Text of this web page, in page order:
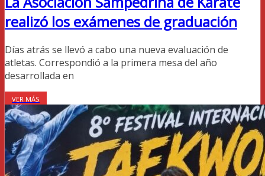
realizó los exámenes de graduación
Días atrás se llevó a cabo una nueva evaluación de
atletas. Correspondió a la primera mesa del año
desarrollada en